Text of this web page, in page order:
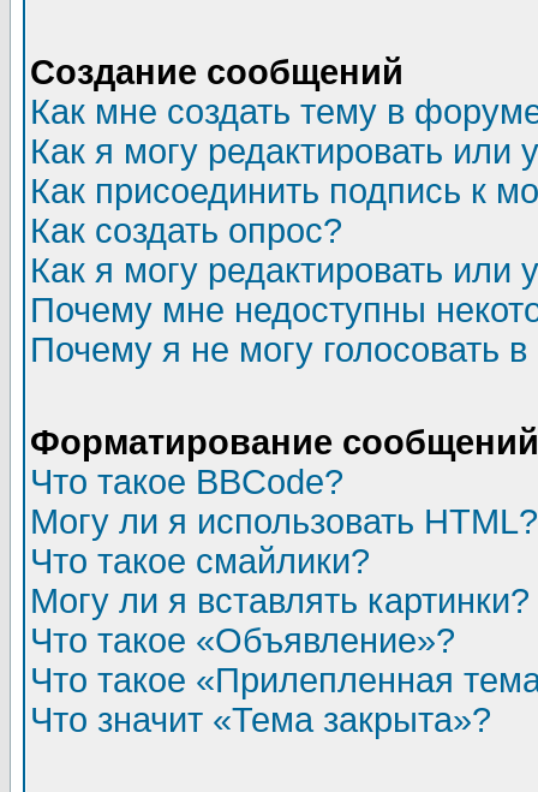
Создание сообщений
Как мне создать тему в
Как я могу редактировать или
Как присоединить подпись к
Как создать опрос?
Как я могу редактировать или
Почему мне недоступны
Почему я не могу голосовать
Форматирование
Что такое BBCode?
Могу ли я использовать HTML?
Что такое смайлики?
Могу ли я вставлять картинки?
Что такое «Объявление»?
Что такое «Прилепленная
Что значит «Тема закрыта»?